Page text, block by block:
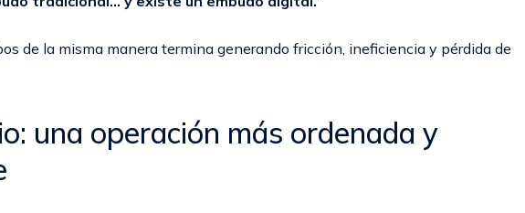
de la misma manera termina generando fricción, ineficiencia y pérdida de
una operación más ordenada y